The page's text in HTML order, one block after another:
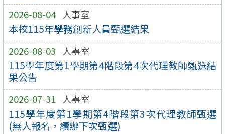
2026-08-04 人事室
本校115年學務創新人員甄選結果
2026-08-03 人事室
115學年度第1學期第4階段第4次代理教師甄選結
果公告
2026-07-31 人事室
115學年度第1學期第4階段第3次代理教師甄選
(無人報名，續辦下次甄選)